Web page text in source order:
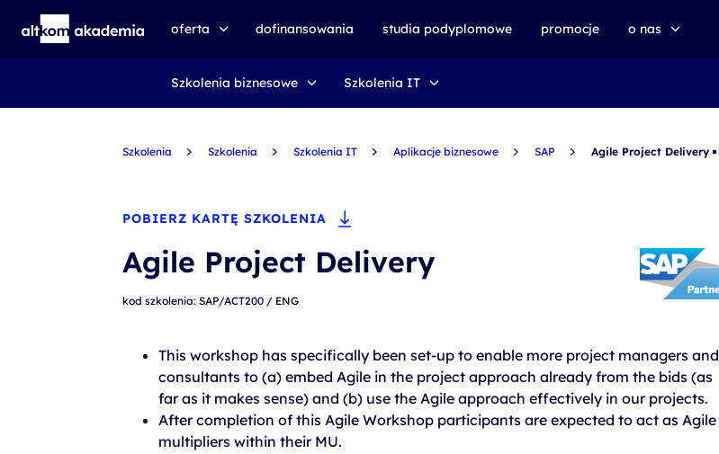
oferta
speexx
certyfikat DMI
AI First
szkolenia VR
szkolenia NIS2
szkolenia dla produkcji
voucher szkoleniowy
szkolenia Broadcom
szkolenia SAP
dofinansowania studia podyplomowe promocje o nas
Szkolenia biznesowe Szkolenia IT
Szkolenia Szkolenia Szkolenia IT Aplikacje biznesowe SAP Agile Project Delivery
POBIERZ KARTĘ SZKOLENIA
Agile Project Delivery
kod szkolenia: SAP/ACT200 / ENG
This workshop has specifically been set-up to enable more project managers and
consultants to (a) embed Agile in the project approach already from the bids (as
far as it makes sense) and (b) use the Agile approach effectively in our projects.
After completion of this Agile Workshop participants are expected to act as Agile
multipliers within their MU.